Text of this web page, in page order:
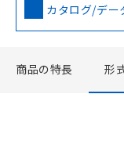
カタログ/デー
商品の特長 形